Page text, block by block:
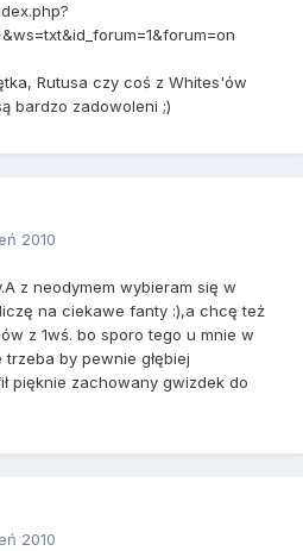
Rutusa czy coś z Whites'ów
bardzo zadowoleni ;)
2010
z neodymem wybieram się w
na ciekawe fanty :),a chcę też
z 1wś. bo sporo tego u mnie w
by pewnie głębiej
pięknie zachowany gwizdek do
2010